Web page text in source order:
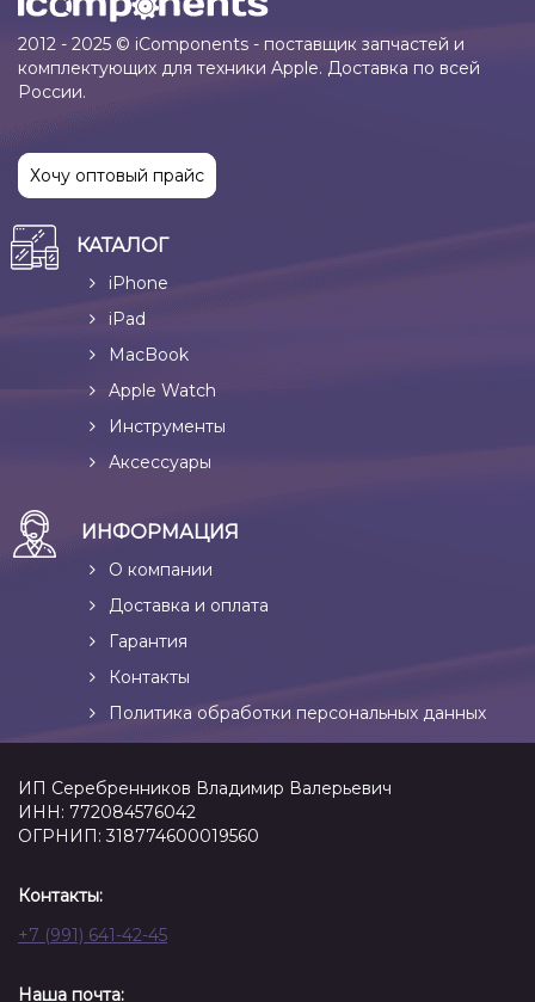
2012 - 2025 © iComponents - поставщик запчастей и
комплектующих для техники Apple. Доставка по всей
России.
Хочу оптовый прайс
КАТАЛОГ
iPhone
iPad
MacBook
Apple Watch
Инструменты
Аксессуары
ИНФОРМАЦИЯ
О компании
Доставка и оплата
Гарантия
Контакты
Политика обработки персональных данных
ИП Серебренников Владимир Валерьевич
ИНН: 772084576042
ОГРНИП: 318774600019560
Контакты:
+7 (991) 641-42-45
Наша почта: